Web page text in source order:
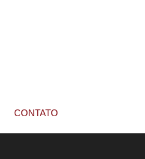
CONTATO